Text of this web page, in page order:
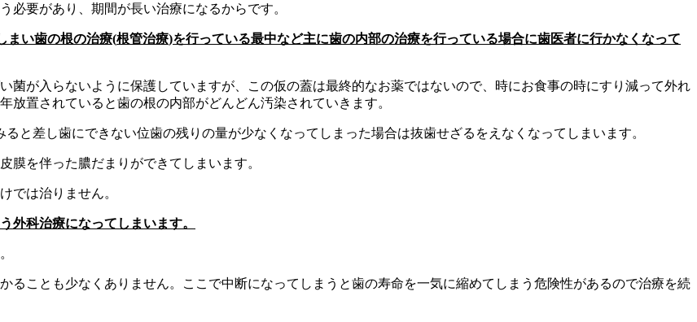
必要があり、期間が長い治療になるからです。
まい歯の根の治療(根管治療)を行っている最中など主に歯の内部の治療を行っている場合に歯医者に行かなくなって
菌が入らないように保護していますが、この仮の蓋は最終的なお薬ではないので、時にお食事の時にすり減って外れ
置されていると歯の根の内部がどんどん汚染されていきます。
と差し歯にできない位歯の残りの量が少なくなってしまった場合は抜歯せざるをえなくなってしまいます。
膜を伴った膿だまりができてしまいます。
では治りません。
外科治療になってしまいます。
ることも少なくありません。ここで中断になってしまうと歯の寿命を一気に縮めてしまう危険性があるので治療を続